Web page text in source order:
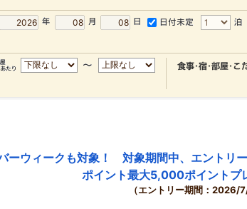
ーウィークも対象！ 対象期間中、エントリ
ポイント最大5,000ポイントプ
（エントリー期間：2026/